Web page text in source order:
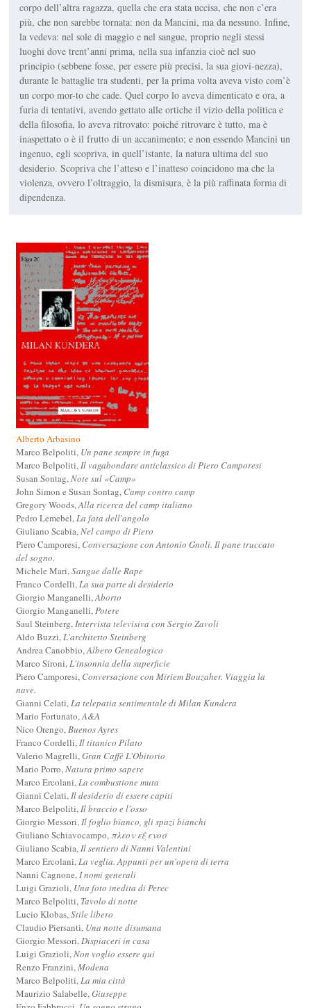
corpo dell’altra ragazza, quella che era stata uccisa, che non c’era
più, che non sarebbe tornata: non da Mancini, ma da nessuno. Infine,
la vedeva: nel sole di maggio e nel sangue, proprio negli stessi
luoghi dove trent’anni prima, nella sua infanzia cioè nel suo
principio (sebbene fosse, per essere più precisi, la sua giovi-nezza),
durante le battaglie tra studenti, per la prima volta aveva visto com’è
un corpo mor-to che cade. Quel corpo lo aveva dimenticato e ora, a
furia di tentativi, avendo gettato alle ortiche il vizio della politica e
della filosofia, lo aveva ritrovato: poiché ritrovare è tutto, ma è
inaspettato o è il frutto di un accanimento; e non essendo Mancini un
ingenuo, egli scopriva, in quell’istante, la natura ultima del suo
desiderio. Scopriva che l’atteso e l’inatteso coincidono ma che la
violenza, ovvero l’oltraggio, la dismisura, è la più raffinata forma di
dipendenza.
Alberto Arbasino
Marco Belpoliti, Un pane sempre in fuga
Marco Belpoliti,Il vagabondare anticlassico di Piero Camporesi
Susan Sontag,Note sul «Camp»
John Simon e Susan Sontag, Camp contro camp
Gregory Woods,Alla ricerca del camp italiano
Pedro Lemebel,La fata dell'angolo
Giuliano Scabia,Nel campo di Piero
Piero Camporesi, Conversazione con Antonio Gnoli. Il pane truccato
del sogno.
Michele Mari,Sangue dalle Rape
Franco Cordelli,La sua parte di desiderio
Giorgio Manganelli,Aborto
Giorgio Manganelli,Potere
Saul Steinberg,Intervista televisiva con Sergio Zavoli
Aldo Buzzi,L'architetto Steinberg
Andrea Canobbio,Albero Genealogico
Marco Sironi,L'insonnia della superficie
Piero Camporesi, Conversazione con Miriem Bouzaher. Viaggia la
nave.
Gianni Celati,La telepatia sentimentale di Milan Kundera
Mario Fortunato,A&A
Nico Orengo,Buenos Ayres
Franco Cordelli,Il titanico Pilato
Valerio Magrelli,Gran Caffè L'Obitorio
Mario Porro,Natura primo sapere
Marco Ercolani,La combustione muta
Gianni Celati,Il desiderio di essere capiti
Marco Belpoliti,Il braccio e l'osso
Giorgio Messori,Il foglio bianco, gli spazi bianchi
Giuliano Schiavocampo,πλεον εξ ενοσ
Giuliano Scabia,Il sentiero di Nanni Valentini
Marco Ercolani,La veglia. Appunti per un'opera di terra
Nanni Cagnone,I nomi generali
Luigi Grazioli, Una foto inedita di Perec
Marco Belpoliti, Tavolo di notte
Lucio Klobas,Stile libero
Claudio Piersanti, Una notte disumana
Giorgio Messori,Dispiaceri in casa
Luigi Grazioli,Non voglio essere qui
Renzo Franzini,Modena
Marco Belpoliti,La mia città
Maurizio Salabelle,Giuseppe